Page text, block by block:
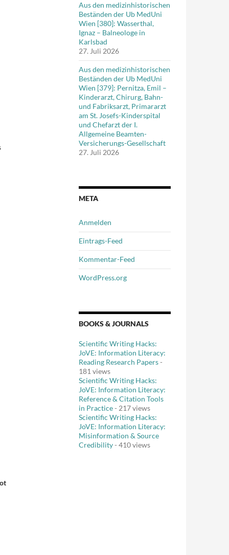
Aus den medizinhistorischen
Beständen der Ub MedUni
Wien [380]: Wasserthal,
Ignaz – Balneologe in
Karlsbad
27. Juli 2026
Aus den medizinhistorischen
Beständen der Ub MedUni
Wien [379]: Pernitza, Emil –
Kinderarzt, Chirurg, Bahn-
und Fabriksarzt, Primararzt
am St. Josefs-Kinderspital
und Chefarzt der I.
Allgemeine Beamten-
Versicherungs-Gesellschaft
27. Juli 2026
META
Anmelden
Eintrags-Feed
Kommentar-Feed
WordPress.org
BOOKS & JOURNALS
Scientific Writing Hacks:
JoVE: Information Literacy:
Reading Research Papers-
181 views
Scientific Writing Hacks:
JoVE: Information Literacy:
Reference & Citation Tools
in Practice- 217 views
Scientific Writing Hacks:
JoVE: Information Literacy:
Misinformation & Source
Credibility- 410 views